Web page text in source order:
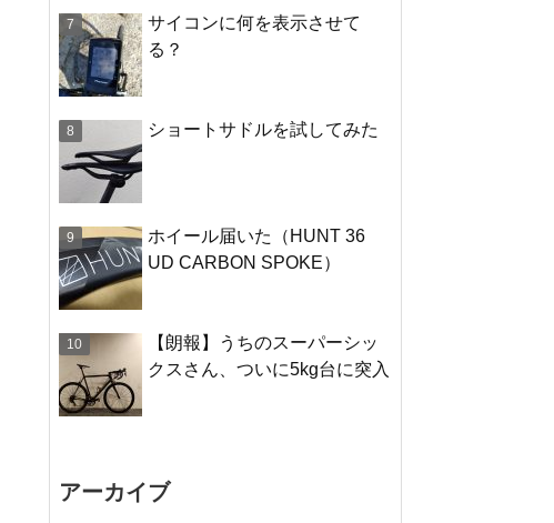
サイコンに何を表示させて
る？
ショートサドルを試してみた
ホイール届いた（HUNT 36
UD CARBON SPOKE）
【朗報】うちのスーパーシッ
クスさん、ついに5kg台に突入
アーカイブ